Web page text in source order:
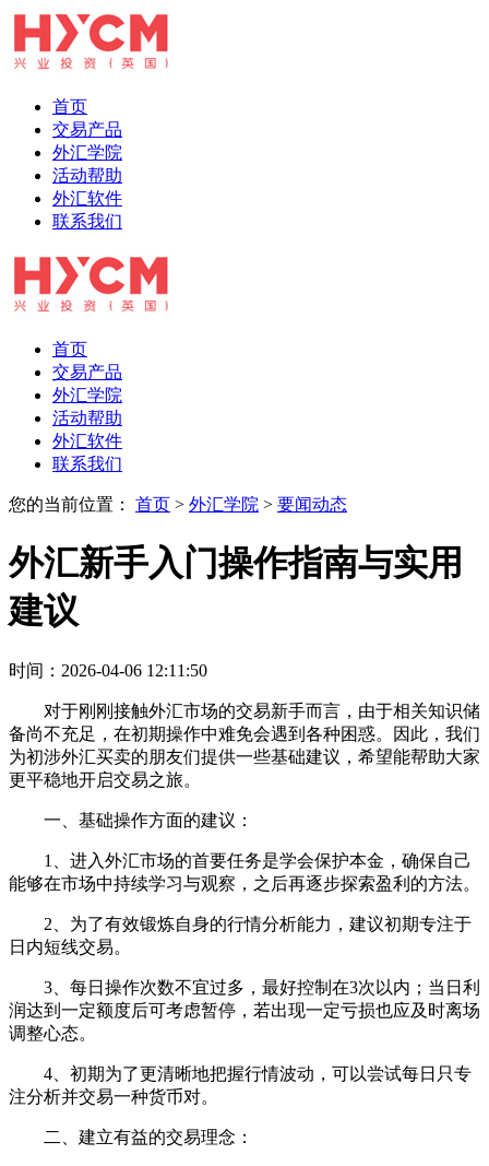
首页
交易产品
外汇学院
活动帮助
外汇软件
联系我们
首页
交易产品
外汇学院
活动帮助
外汇软件
联系我们
您的当前位置： 首页 > 外汇学院 > 要闻动态
外汇新手入门操作指南与实用
建议
时间：2026-04-06 12:11:50
对于刚刚接触外汇市场的交易新手而言，由于相关知识储
备尚不充足，在初期操作中难免会遇到各种困惑。因此，我们
为初涉外汇买卖的朋友们提供一些基础建议，希望能帮助大家
更平稳地开启交易之旅。
一、基础操作方面的建议：
1、进入外汇市场的首要任务是学会保护本金，确保自己
能够在市场中持续学习与观察，之后再逐步探索盈利的方法。
2、为了有效锻炼自身的行情分析能力，建议初期专注于
日内短线交易。
3、每日操作次数不宜过多，最好控制在3次以内；当日利
润达到一定额度后可考虑暂停，若出现一定亏损也应及时离场
调整心态。
4、初期为了更清晰地把握行情波动，可以尝试每日只专
注分析并交易一种货币对。
二、建立有益的交易理念：